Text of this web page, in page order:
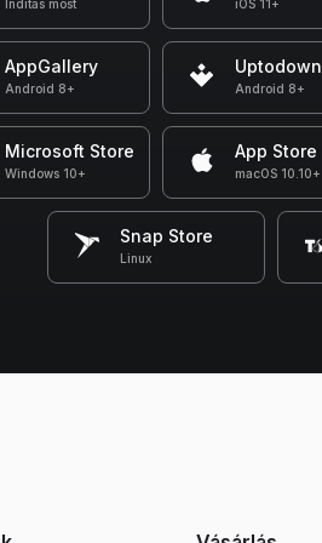
Indítás most iOS 11+
AppGallery
Android 8+
Uptodown
Android 8+
Microsoft Store
Windows 10+
App Store
macOS 10.10+
Snap Store
Linux